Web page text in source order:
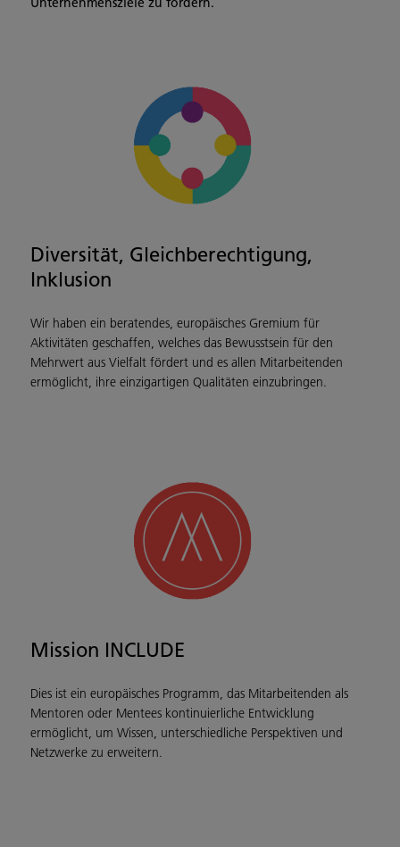
Diversität, Gleichberechtigung,
Inklusion
Wir haben ein beratendes, europäisches Gremium für
Aktivitäten geschaffen, welches das Bewusstsein für den
Mehrwert aus Vielfalt fördert und es allen Mitarbeitenden
ermöglicht, ihre einzigartigen Qualitäten einzubringen.
Mission INCLUDE
Dies ist ein europäisches Programm, das Mitarbeitenden als
Mentoren oder Mentees kontinuierliche Entwicklung
ermöglicht, um Wissen, unterschiedliche Perspektiven und
Netzwerke zu erweitern.